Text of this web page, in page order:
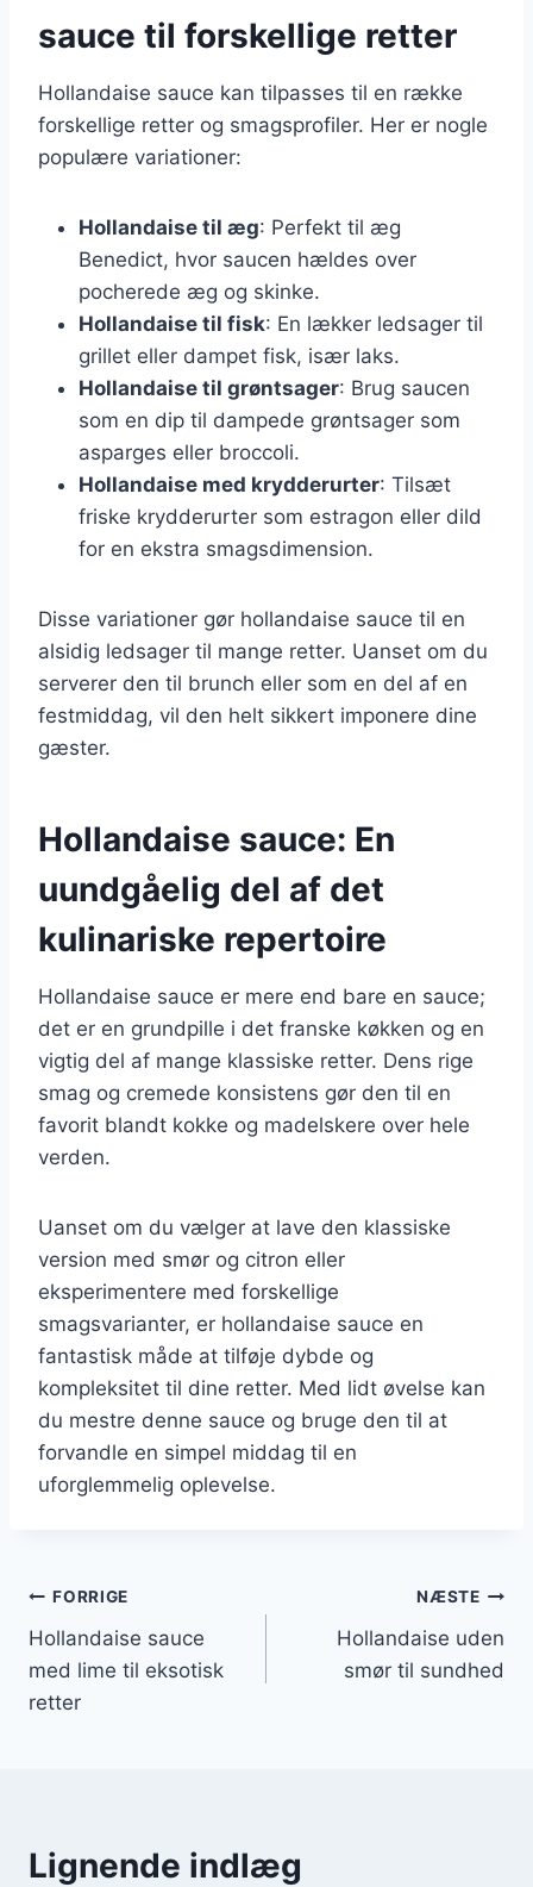
sauce til forskellige retter
Hollandaise sauce kan tilpasses til en række
forskellige retter og smagsprofiler. Her er nogle
populære variationer:
Hollandaise til æg: Perfekt til æg
Benedict, hvor saucen hældes over
pocherede æg og skinke.
Hollandaise til fisk: En lækker ledsager til
grillet eller dampet fisk, især laks.
Hollandaise til grøntsager: Brug saucen
som en dip til dampede grøntsager som
asparges eller broccoli.
Hollandaise med krydderurter: Tilsæt
friske krydderurter som estragon eller dild
for en ekstra smagsdimension.
Disse variationer gør hollandaise sauce til en
alsidig ledsager til mange retter. Uanset om du
serverer den til brunch eller som en del af en
festmiddag, vil den helt sikkert imponere dine
gæster.
Hollandaise sauce: En
uundgåelig del af det
kulinariske repertoire
Hollandaise sauce er mere end bare en sauce;
det er en grundpille i det franske køkken og en
vigtig del af mange klassiske retter. Dens rige
smag og cremede konsistens gør den til en
favorit blandt kokke og madelskere over hele
verden.
Uanset om du vælger at lave den klassiske
version med smør og citron eller
eksperimentere med forskellige
smagsvarianter, er hollandaise sauce en
fantastisk måde at tilføje dybde og
kompleksitet til dine retter. Med lidt øvelse kan
du mestre denne sauce og bruge den til at
forvandle en simpel middag til en
uforglemmelig oplevelse.
Indlægsnavigation
FORRIGE
Hollandaise sauce
med lime til eksotisk
retter
NÆSTE
Hollandaise uden
smør til sundhed
Lignende indlæg